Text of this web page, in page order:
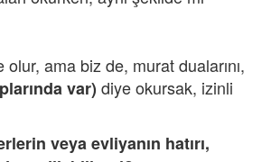
ama biz de, murat dualarını,
var) diye okursak, izinli
veya evliyanın hatırı,